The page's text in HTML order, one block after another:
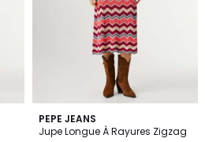
PEPE JEANS
Jupe Longue À Rayures Zigzag